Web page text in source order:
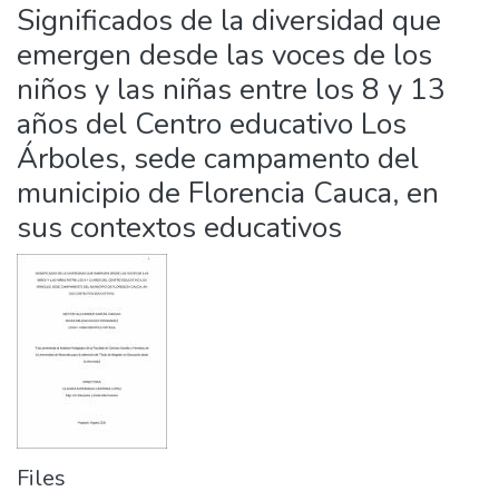
Statistics
Significados de la diversidad que
emergen desde las voces de los
niños y las niñas entre los 8 y 13
años del Centro educativo Los
Árboles, sede campamento del
municipio de Florencia Cauca, en
sus contextos educativos
Files